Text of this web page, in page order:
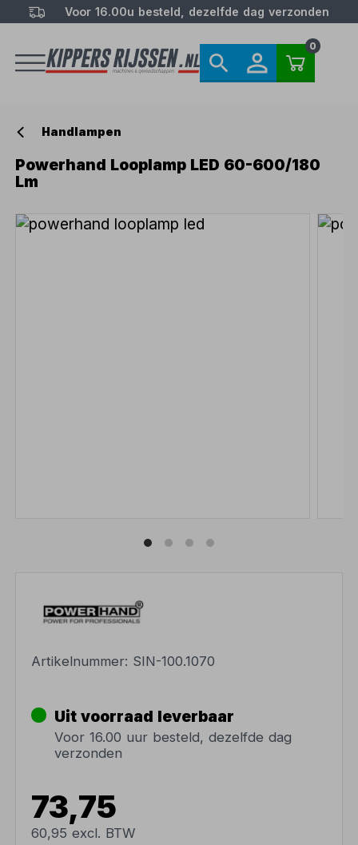
Voor 16.00u besteld, dezelfde dag verzonden
0
Handlampen
Powerhand Looplamp LED 60-600/180
Lm
Artikelnummer: SIN-100.1070
Uit voorraad leverbaar
Voor 16.00 uur besteld, dezelfde dag
verzonden
73,75
60,95 excl. BTW